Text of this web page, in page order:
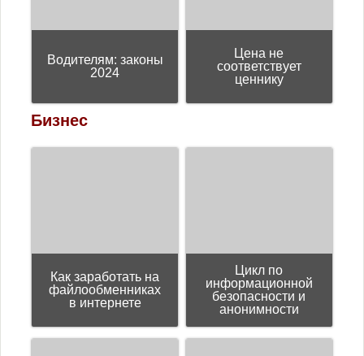
Водителям: законы
2024
Цена не
соответствует
ценнику
Бизнес
Как заработать на
файлообменниках
в интернете
Цикл пo
информационной
безопасности и
анонимности